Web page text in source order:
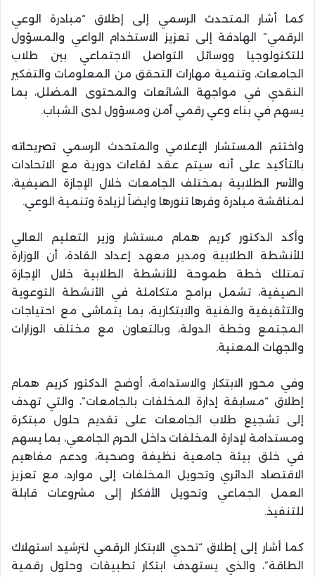
كما أشار المتحدث الرسمي إلى إطلاق “مبادرة الوعي
الرقمي” الهادفة إلى تعزيز الاستخدام الواعي والمسؤول
للتكنولوجيا ووسائل التواصل الاجتماعي بين طلاب
الجامعات، وتنمية مهارات التحقق من المعلومات والتفكير
النقدي في مواجهة الشائعات والمحتوى المضلل، بما
يسهم في بناء وعي رقمي آمن ومسؤول لدى الشباب.
واختتم المستشار الإعلامي والمتحدث الرسمي تصريحاته
بالتأكيد على أنه سيتم عقد لقاءات دورية مع الاتحادات
والأسر الطلابية بمختلف الجامعات خلال الإجازة الصيفية،
لمناقشة مبادرة وفرها تنورها وايضاً لزيادة وتنمية الوعي.
وأكد الدكتور كريم همام مستشار وزير التعليم العالي
للأنشطة الطلابية ومدير معهد إعداد القادة، أن الوزارة
تمتلك خطة طموحة للأنشطة الطلابية خلال الإجازة
الصيفية، تشمل برامج متكاملة في الأنشطة التوعوية
والتثقيفية والفنية والابتكارية، بما يتماشى مع احتياجات
المجتمع وخطة الدولة، وبالتعاون مع مختلف الوزارات
والجهات المعنية.
وفي محور الابتكار والاستدامة، أوضح الدكتور كريم همام
إطلاق “مسابقة إدارة المخلفات بالجامعات”، والتي تهدف
إلى تشجيع طلاب الجامعات على تقديم حلول مبتكرة
ومستدامة لإدارة المخلفات داخل الحرم الجامعي، بما يسهم
في خلق بيئة جامعية نظيفة وصحية، ودعم مفاهيم
الاقتصاد الدائري وتحويل المخلفات إلى موارد، مع تعزيز
العمل الجماعي وتحويل الأفكار إلى مشروعات قابلة
للتنفيذ.
كما أشار إلى إطلاق “تحدي الابتكار الرقمي لترشيد استهلاك
الطاقة”، والذي يستهدف ابتكار تطبيقات وحلول رقمية